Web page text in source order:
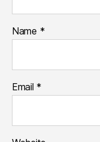
Name *
Email *